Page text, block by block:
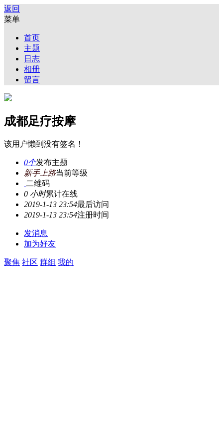
返回
菜单
首页
主题
日志
相册
留言
成都足疗按摩
该用户懒到没有签名！
0个发布主题
新手上路当前等级
二维码
0 小时累计在线
2019-1-13 23:54最后访问
2019-1-13 23:54注册时间
发消息
加为好友
聚焦 社区 群组 我的